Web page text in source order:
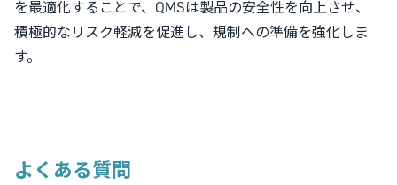
を最適化することで、QMSは製品の安全性を向上させ、
積極的なリスク軽減を促進し、規制への準備を強化しま
す。
よくある質問